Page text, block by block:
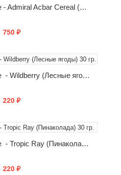
Табак Dark Side Core - Admiral Acbar Cereal (Овсяная каша) 100 гр.
750 ₽
КУПИТЬ
Табак Dark Side Core - Wildberry (Лесные ягоды) 30 гр.
220 ₽
КУПИТЬ
Табак Dark Side Core - Tropic Ray (Пинаколада) 30 гр.
220 ₽